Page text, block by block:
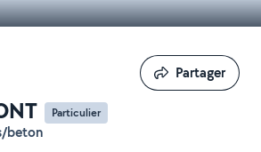
Particulier
beton
Partager
Partager